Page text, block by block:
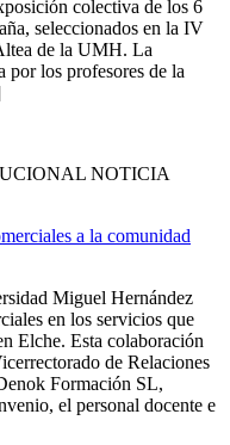
colectiva de los 6
seleccionados en la IV
de la UMH. La
por los profesores de la
NOTICIA
a la comunidad
Miguel Hernández
en los servicios que
Elche. Esta colaboración
de Relaciones
Formación SL,
el personal docente e